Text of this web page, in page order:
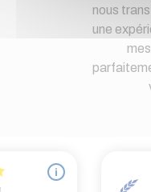
nous
une